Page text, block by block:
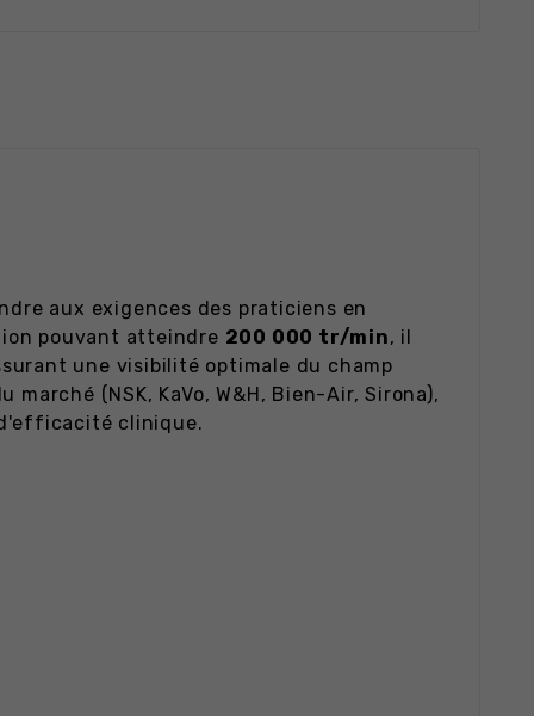
aux exigences des praticiens en
pouvant atteindre 200 000 tr/min, il
une visibilité optimale du champ
(NSK, KaVo, W&H, Bien-Air, Sirona),
clinique.